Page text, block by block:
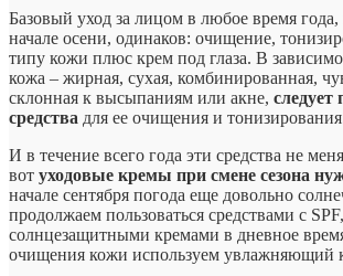
Базовый уход за лицом в любое время
начале осени, одинаков: очищение,
типу кожи плюс крем под глаза. В
кожа – жирная, сухая, комбинированная,
склонная к высыпаниям или акне, следует
средства для ее очищения и
И в течение всего года эти средства не
вот уходовые кремы при смене сезона
начале сентября погода еще довольно
продолжаем пользоваться средствами с
солнцезащитными кремами в дневное
очищения кожи используем увлажняющий